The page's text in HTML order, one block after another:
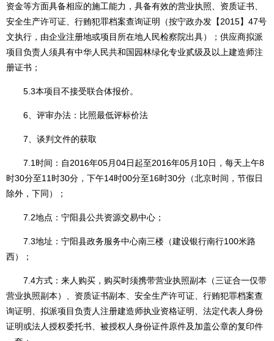
资金等方面具备相应的施工能力，具备有效的营业执照、资质证书、
安全生产许可证、行贿犯罪档案查询证明（按宁政办发【2015】47号
文执行，由企业注册地或项目所在地人民检察院出具）；供应商拟派
项目负责人须具有中华人民共和国园林绿化专业贰级及以上建造师注
册证书；
5.3本项目不接受联合体报价。
6、评审办法：比照最低评标价法
7、谈判文件的获取
7.1时间：自2016年05月04日起至2016年05月10日，每天上午8
时30分至11时30分，下午14时00分至16时30分（北京时间，节假日
除外，下同）；
7.2地点：宁阳县公共资源交易中心；
7.3地址：宁阳县政务服务中心南三楼（建设银行南行100米路
西）；
7.4方式：来人购买，购买时须携带营业执照副本（三证合一仅带
营业执照副本）、资质证书副本、安全生产许可证、行贿犯罪档案查
询证明、拟派项目负责人注册建造师执业资格证明、法定代表人身份
证明或法人授权委托书、被授权人身份证件原件及加盖公章的复印件